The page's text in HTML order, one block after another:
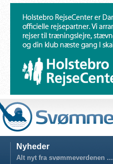
Nyheder
Alt nyt fra svømmeverdenen ...